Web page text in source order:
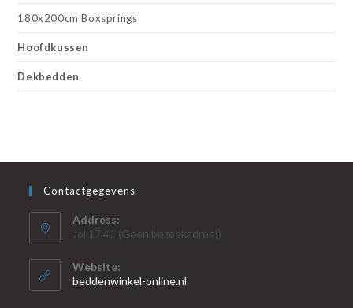
180x200cm Boxsprings
Hoofdkussen
Dekbedden
Contactgegevens
Address:
Jol 17 41 (Geen bezoekadres!)
Website:
beddenwinkel-online.nl